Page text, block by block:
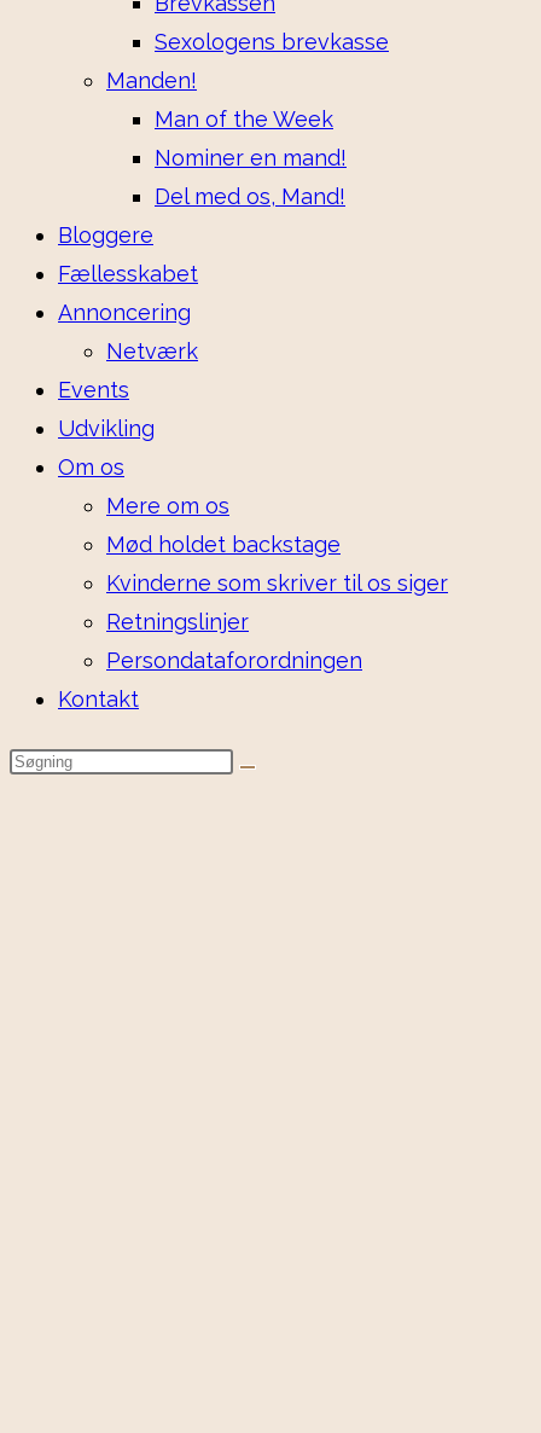
Sexologens brevkasse
Manden!
Man of the Week
Nominer en mand!
Del med os, Mand!
Bloggere
Fællesskabet
Annoncering
Netværk
Events
Udvikling
Om os
Mere om os
Mød holdet backstage
Kvinderne som skriver til os siger
Retningslinjer
Persondataforordningen
Kontakt